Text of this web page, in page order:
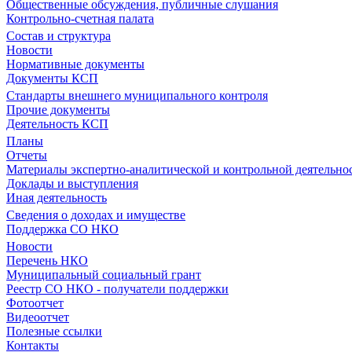
Общественные обсуждения, публичные слушания
Контрольно-счетная палата
Состав и структура
Новости
Нормативные документы
Документы КСП
Стандарты внешнего муниципального контроля
Прочие документы
Деятельность КСП
Планы
Отчеты
Материалы экспертно-аналитической и контрольной
Доклады и выступления
Иная деятельность
Сведения о доходах и имуществе
Поддержка СО НКО
Новости
Перечень НКО
Муниципальный социальный грант
Реестр СО НКО - получатели поддержки
Фотоотчет
Видеоотчет
Полезные ссылки
Контакты